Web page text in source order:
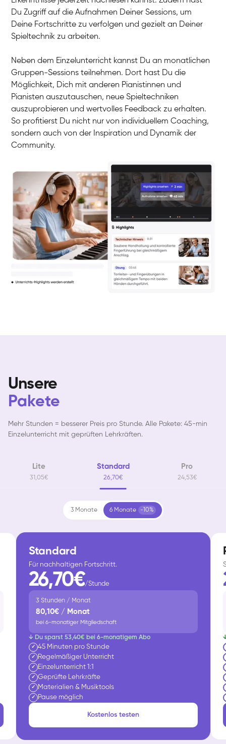
Klavier / Piano / Flügel
Yuna
Klavier / Piano / Flügel
Camilla
Klavier / Piano / Flügel
Negin
Klavier / Piano / Flügel
Katarzyna
Klavier / Piano / Flügel
Du Zugriff auf die Aufnahmen Deiner Sessions, um
Deine Fortschritte zu verfolgen und gezielt an Deiner
Spieltechnik zu arbeiten.
Neben dem Einzelunterricht kannst Du an monatlichen
Gruppen-Sessions teilnehmen. Dort hast Du die
Möglichkeit, Dich mit anderen Pianistinnen und
Pianisten auszutauschen, neue Spieltechniken
auszuprobieren und wertvolles Feedback zu erhalten.
So profitierst Du nicht nur von individuellem Coaching,
sondern auch von der Inspiration und Dynamik der
Community.
Unsere
Pakete
Mehr Stunden = besserer Preis pro Stunde. Alle Pakete: 45-min
Einzelunterricht mit geprüften Lehrkräften.
Lite
31,05€
Standard
26,70€
Pro
24,53€
3 Monate 6 Monate -10%
Standard
Für nachhaltigen Fortschritt.
26,70€/Stunde
3 Stunden / Monat
80,10€ / Monat
bei 6-monatiger Mitgliedschaft
↓ Du sparst 53,40€ bei 6-monatigem Abo
✓ 45 Minuten pro Stunde
✓ Regelmäßiger Unterricht
✓ Einzelunterricht 1:1
✓ Geprüfte Lehrkräfte
✓ Materialien & Musiktools
✓ Pause möglich
Kostenlos testen